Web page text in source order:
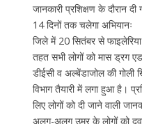
जानकारी प्रशिक्षण के दौरान दी
14 दिनों तक चलेगा अभियानः
जिले में 20 सितंबर से
तहत सभी लोगों को मास ड्रग
डीईसी व अल्बेंडाजोल की गोली
विभाग तैयारी में लगा हुआ है।
लिए लोगों को दी जाने वाली
अलग-अलग उम्र के लोगों को